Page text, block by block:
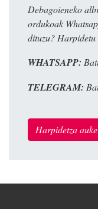
Debagoieneko
ordukoak
dituzu? Harpidetu
WHATSAPP:
TELEGRAM:
Harpidetza